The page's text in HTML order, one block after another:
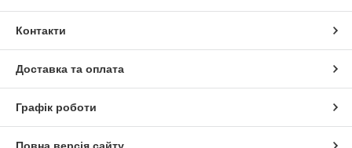
Контакти
Доставка та оплата
Графік роботи